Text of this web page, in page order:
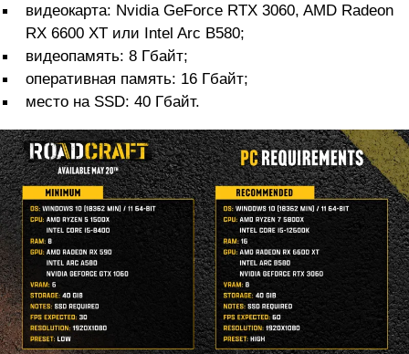
видеокарта: Nvidia GeForce RTX 3060, AMD Radeon
RX 6600 XT или Intel Arc B580;
видеопамять: 8 Гбайт;
оперативная память: 16 Гбайт;
место на SSD: 40 Гбайт.